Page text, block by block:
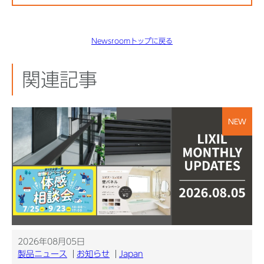
Newsroomトップに戻る
関連記事
NEW
2026年08月05日
製品ニュース
お知らせ Japan